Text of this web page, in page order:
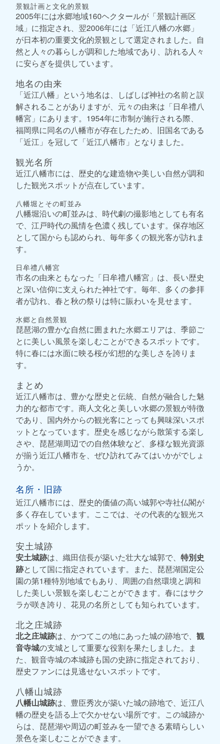
景観計画と文化的景観
2005年には水郷地域160ヘクタールが「景観計画区
域」に指定され、翌2006年には「近江八幡の水郷」
が日本初の重要文化的景観として選定されました。自
然と人々の暮らしが調和した地域であり、訪れる人々
に安らぎを提供しています。
地名の由来
「近江八幡」という地名は、しばしば神社の名前と誤
解されることがありますが、元々の由来は「日牟禮八
幡宮」にあります。1954年に市制が施行される際、
福岡県に同名の八幡市が存在したため、旧国名である
「近江」を冠して「近江八幡市」となりました。
観光名所
近江八幡市には、歴史的な建造物や美しい自然が調和
した観光スポットが点在しています。
八幡堀とその町並み
八幡堀沿いの町並みは、時代劇の撮影地としても有名
で、江戸時代の風情を色濃く残しています。保存地区
として国からも認められ、毎年多くの観光客が訪れま
す。
日牟禮八幡宮
市名の由来ともなった「日牟禮八幡宮」は、長い歴史
と深い信仰に支えられた神社です。毎年、多くの参拝
者が訪れ、春と秋の祭りは特に賑わいを見せます。
水郷と自然景観
琵琶湖の豊かな自然に囲まれた水郷エリアは、季節ご
とに美しい風景を楽しむことができるスポットです。
特に春には水面に映る桜が幻想的な美しさを誇りま
す。
まとめ
近江八幡市は、豊かな歴史と伝統、自然が融合した魅
力的な都市です。商人文化と美しい水郷の景観が特徴
であり、国内外からの観光客にとっても興味深いスポ
ットとなっています。歴史を感じながら散策する楽し
さや、琵琶湖周辺での自然体験など、多様な観光資源
が揃う近江八幡市を、ぜひ訪れてみてはいかがでしょ
うか。
名所・旧跡
近江八幡市には、歴史的価値の高い城郭や寺社仏閣が
多く存在しています。ここでは、その代表的な観光ス
ポットを紹介します。
安土城跡
安土城跡は、織田信長が築いた壮大な城郭で、 特別史
跡として国に指定されています。また、琵琶湖国定公
園の第1種特別地域でもあり、周囲の自然環境と調和
した美しい景観を楽しむことができます。春にはサク
ラが咲き誇り、花見の名所としても知られています。
北之庄城跡
北之庄城跡は、かつてこの地にあった城の跡地で、 観
音寺城の支城として重要な役割を果たしました。ま
た、観音寺城の本城跡も国の史跡に指定されており、
歴史ファンには見逃せないスポットです。
八幡山城跡
八幡山城跡は、豊臣秀次が築いた城の跡地で、近江八
幡の歴史を語る上で欠かせない場所です。この城跡か
らは、琵琶湖や周辺の町並みを一望できる素晴らしい
景色を楽しむことができます。